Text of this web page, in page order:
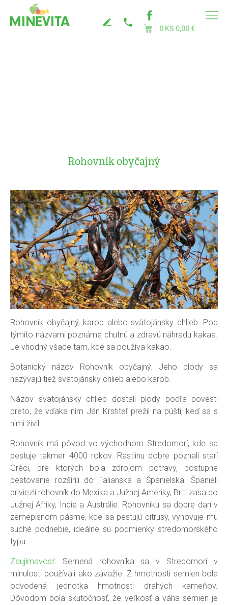
0 KS 0,00 €
Rohovník obyčajný
Rohovník obyčajný, karob alebo svätojánsky chlieb. Pod
týmito názvami poznáme chutnú a zdravú náhradu kakaa.
Je vhodný všade tam, kde sa používa kakao.
Botanický názov Rohovník obyčajný. Jeho plody sa
nazývajú tiež svätojánsky chlieb alebo karob.
Názov svätojánsky chlieb dostali plody podľa povesti
preto, že vďaka ním Ján Krstiteľ prežil na púšti, keď sa s
nimi živil.
Rohovník má pôvod vo východnom Stredomorí, kde sa
pestuje takmer 4000 rokov. Rastlinu dobre poznali starí
Gréci, pre ktorých bola zdrojom potravy, postupne
pestovanie rozšírili do Talianska a Španielska. Španieli
priviezli rohovník do Mexika a Južnej Ameriky, Briti zasa do
Južnej Afriky, Indie a Austrálie. Rohovníku sa dobre darí v
zemepisnom pásme, kde sa pestujú citrusy, vyhovuje mu
suché podnebie, ideálne sú podmienky stredomorského
typu.
Zaujímavosť: Semená rohovníka sa v Stredomorí v
minulosti používali ako závažie. Z hmotnosti semien bola
odvodená jednotka hmotnosti drahých kameňov.
Dôvodom bola skutočnosť, že veľkosť a váha semien je